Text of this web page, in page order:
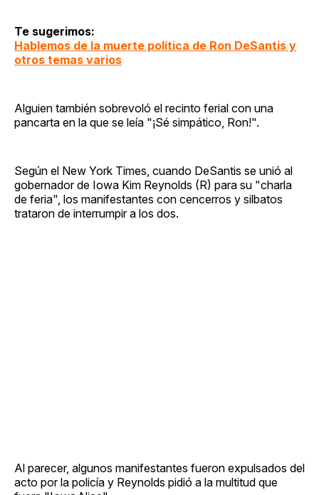
Te sugerimos:
Hablemos de la muerte política de Ron DeSantis y
otros temas varios
Alguien también sobrevoló el recinto ferial con una
pancarta en la que se leía "¡Sé simpático, Ron!".
Según el New York Times, cuando DeSantis se unió al
gobernador de Iowa Kim Reynolds (R) para su "charla
de feria", los manifestantes con cencerros y silbatos
trataron de interrumpir a los dos.
Al parecer, algunos manifestantes fueron expulsados del
acto por la policía y Reynolds pidió a la multitud que